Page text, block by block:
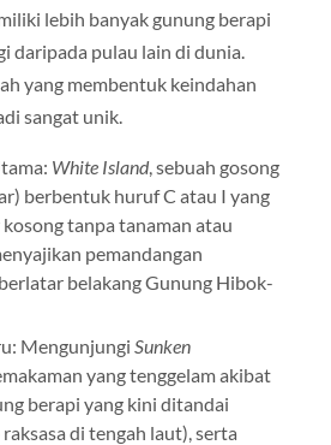
lebih banyak gunung berapi
daripada pulau lain di dunia.
yang membentuk keindahan
sangat unik.
White Island, sebuah gosong
berbentuk huruf C atau I yang
tanpa tanaman atau
pemandangan
belakang Gunung Hibok-
Mengunjungi Sunken
yang tenggelam akibat
berapi yang kini ditandai
di tengah laut), serta